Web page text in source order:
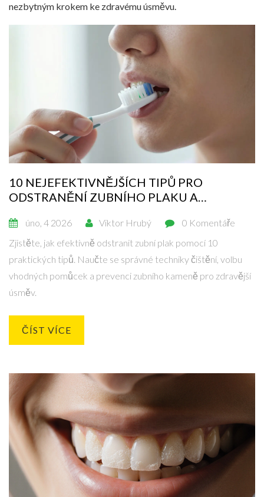
nezbytným krokem ke zdravému úsměvu.
10 NEJEFEKTIVNĚJŠÍCH TIPŮ PRO
ODSTRANĚNÍ ZUBNÍHO PLAKU A
úno, 4 2026 Viktor Hrubý
0 Komentáře
Zjistěte, jak efektivně odstranit zubní plak pomocí 10
praktických tipů. Naučte se správné techniky čištění, volbu
vhodných pomůcek a prevenci zubního kameně pro zdravější
úsměv.
ČÍST VÍCE